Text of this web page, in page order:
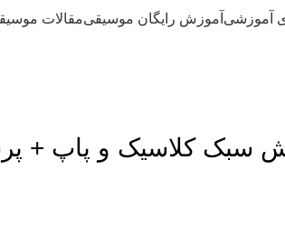
آموزشی آموزش رایگان موسیقیمقالات